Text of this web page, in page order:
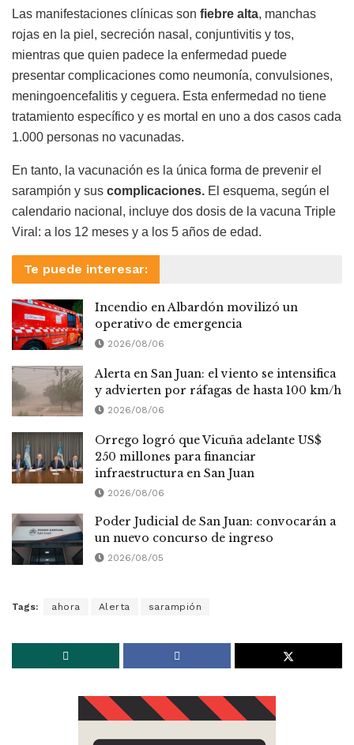
Las manifestaciones clínicas son fiebre alta, manchas
rojas en la piel, secreción nasal, conjuntivitis y tos,
mientras que quien padece la enfermedad puede
presentar complicaciones como neumonía, convulsiones,
meningoencefalitis y ceguera. Esta enfermedad no tiene
tratamiento específico y es mortal en uno a dos casos cada
1.000 personas no vacunadas.
En tanto, la vacunación es la única forma de prevenir el
sarampión y sus complicaciones. El esquema, según el
calendario nacional, incluye dos dosis de la vacuna Triple
Viral: a los 12 meses y a los 5 años de edad.
Te puede interesar:
Incendio en Albardón movilizó un
operativo de emergencia
2026/08/06
Alerta en San Juan: el viento se intensifica
y advierten por ráfagas de hasta 100 km/h
2026/08/06
Orrego logró que Vicuña adelante US$
250 millones para financiar
infraestructura en San Juan
2026/08/06
Poder Judicial de San Juan: convocarán a
un nuevo concurso de ingreso
2026/08/05
Tags: ahora Alerta sarampión